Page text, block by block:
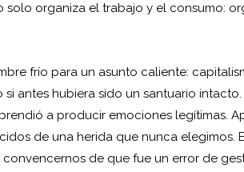
solo organiza el trabajo y el consumo:
frío para un asunto caliente:
si antes hubiera sido un santuario
a producir emociones legítimas.
de una herida que nunca elegimos.
de que fue un error de